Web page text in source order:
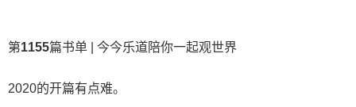
第1155篇书单 | 今今乐道陪你一起观世界
2020的开篇有点难。